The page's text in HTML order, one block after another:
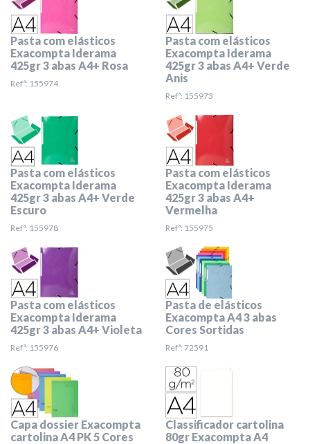
Pasta com elásticos
Exacompta Iderama
425gr 3 abas A4+ Rosa
Refª: 155974
Pasta com elásticos
Exacompta Iderama
425gr 3 abas A4+ Verde
Anis
Refª: 155973
Pasta com elásticos
Exacompta Iderama
425gr 3 abas A4+ Verde
Escuro
Refª: 155978
Pasta com elásticos
Exacompta Iderama
425gr 3 abas A4+
Vermelha
Refª: 155975
Pasta com elásticos
Exacompta Iderama
425gr 3 abas A4+ Violeta
Refª: 155976
Pasta de elásticos
Exacompta A4 3 abas
Cores Sortidas
Refª: 72591
Capa dossier Exacompta
cartolina A4 PK 5 Cores
Classificador cartolina
80gr Exacompta A4